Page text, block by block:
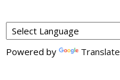
Powered by Translate